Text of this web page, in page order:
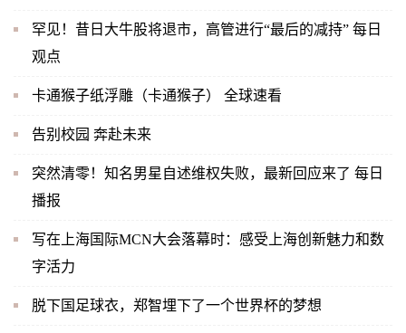
罕见！昔日大牛股将退市，高管进行“最后的减持” 每日
观点
卡通猴子纸浮雕（卡通猴子） 全球速看
告别校园 奔赴未来
突然清零！知名男星自述维权失败，最新回应来了 每日
播报
写在上海国际MCN大会落幕时：感受上海创新魅力和数
字活力
脱下国足球衣，郑智埋下了一个世界杯的梦想